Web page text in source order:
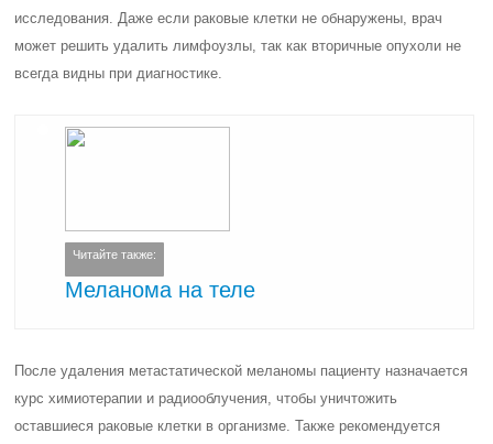
исследования. Даже если раковые клетки не обнаружены, врач
может решить удалить лимфоузлы, так как вторичные опухоли не
всегда видны при диагностике.
Читайте также:
Меланома на теле
После удаления метастатической меланомы пациенту назначается
курс химиотерапии и радиооблучения, чтобы уничтожить
оставшиеся раковые клетки в организме. Также рекомендуется